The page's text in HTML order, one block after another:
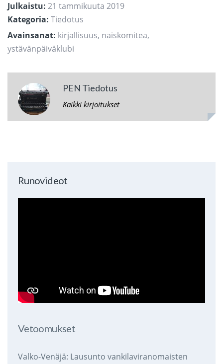
Julkaistu: 21 tammikuuta 2019
Kategoria: Tiedotus
Avainsanat: kirjallisuus, naiskomitea,
ystävänpäiväklubi
PEN Tiedotus
Kaikki kirjoitukset
Runovideot
Vetoomukset
Valko-Venäjä: Lausunto vankilaviranomaisten